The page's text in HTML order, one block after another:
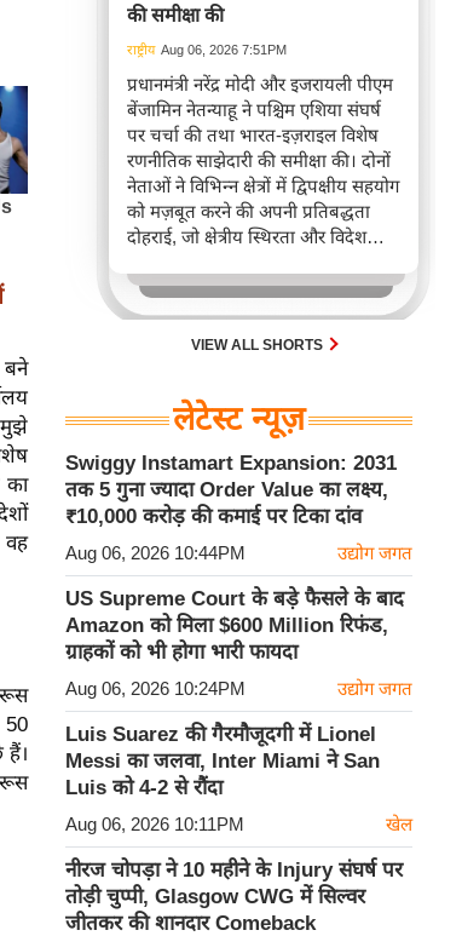
बने
मुझे
का
वह
रूस
50
हैं।
रूस
की समीक्षा की
राष्ट्रीय Aug 06, 2026 7:51PM
प्रधानमंत्री नरेंद्र मोदी और इजरायली पीएम
बेंजामिन नेतन्याहू ने पश्चिम एशिया संघर्ष
पर चर्चा की तथा भारत-इज़राइल विशेष
रणनीतिक साझेदारी की समीक्षा की। दोनों
नेताओं ने विभिन्न क्षेत्रों में द्विपक्षीय सहयोग
को मज़बूत करने की अपनी प्रतिबद्धता
दोहराई, जो क्षेत्रीय स्थिरता और विदेश
करता है।
VIEW ALL SHORTS
लेटेस्ट न्यूज़
Swiggy Instamart Expansion: 2031
तक 5 गुना ज्यादा Order Value का लक्ष्य,
₹10,000 करोड़ की कमाई पर टिका दांव
Aug 06, 2026 10:44PM उद्योग जगत
US Supreme Court के बड़े फैसले के बाद
Amazon को मिला $600 Million रिफंड,
ग्राहकों को भी होगा भारी फायदा
Aug 06, 2026 10:24PM उद्योग जगत
Luis Suarez की गैरमौजूदगी में Lionel
Messi का जलवा, Inter Miami ने San
Luis को 4-2 से रौंदा
Aug 06, 2026 10:11PM खेल
नीरज चोपड़ा ने 10 महीने के Injury संघर्ष पर
तोड़ी चुप्पी, Glasgow CWG में सिल्वर
जीतकर की शानदार Comeback